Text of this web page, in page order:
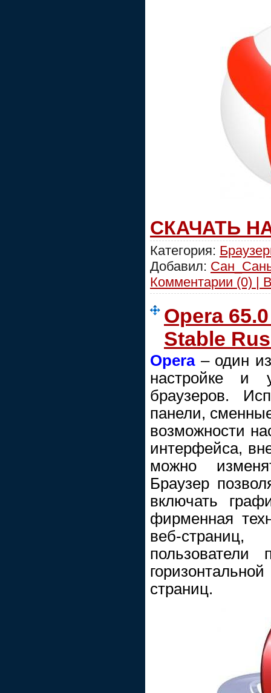
СКАЧАТЬ
Категория:
Добавил:
Комментарии (0) |
Opera
Stable
Opera– один
настройке и
браузеров.
панели,
возможности
интерфейса,
можно
Браузер
включать
фирменная
веб-
пользователи
страниц.